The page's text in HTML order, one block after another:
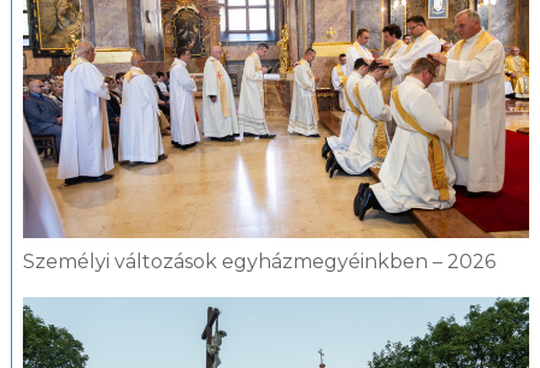
Személyi változások egyházmegyéinkben – 2026